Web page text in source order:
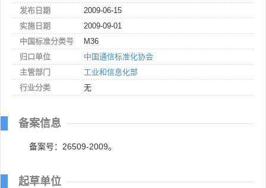
发布日期
2009-06-15
实施日期
2009-09-01
中国标准分类号
M36
归口单位
中国通信标准化协会
主管部门
工业和信息化部
行业分类
无
备案信息
备案号：26509-2009。
起草单位